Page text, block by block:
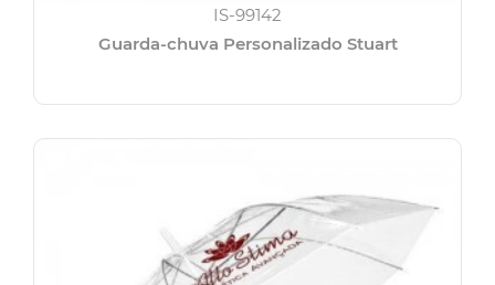
IS-99142
Guarda-chuva Personalizado Stuart